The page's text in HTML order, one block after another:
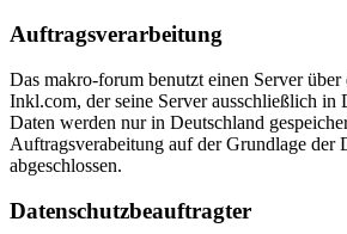
Auftragsverarbeitung
Das makro-forum benutzt einen Server
Inkl.com, der seine Server ausschließlich in
Daten werden nur in Deutschland
Auftragsverabeitung auf der Grundlage der
abgeschlossen.
Datenschutzbeauftragter